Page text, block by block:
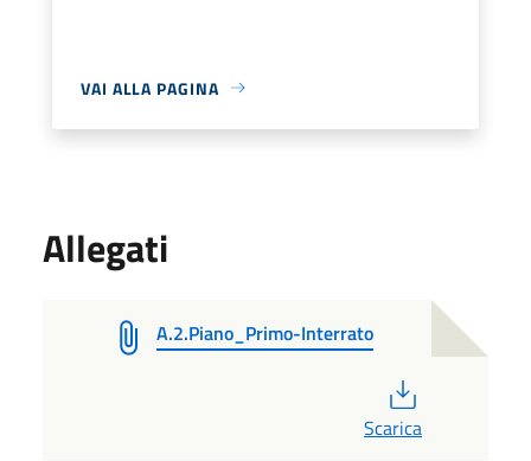
VAI ALLA PAGINA
Allegati
A.2.Piano_Primo-Interrato
Scarica